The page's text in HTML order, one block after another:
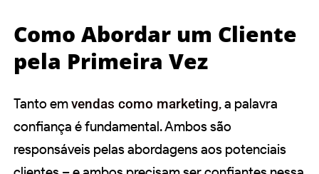
Como Abordar um Cliente
pela Primeira Vez
Tanto emvendas como marketing, a palavra
confiança é fundamental. Ambos são
responsáveis pelas abordagens aos potenciais